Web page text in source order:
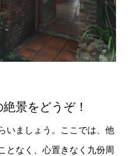
景をどうぞ！
いましょう。ここでは、他
となく、心置きなく九份周